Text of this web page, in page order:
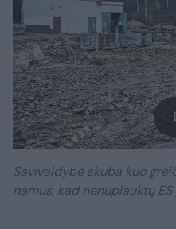
Savivaldybė skuba kuo
namus, kad nenuplauktų ES